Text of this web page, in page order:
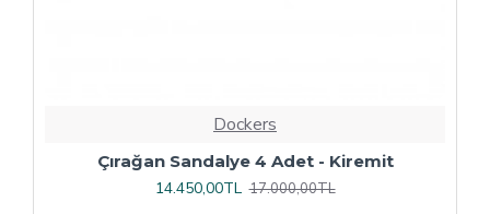
Dockers
Rozhet Sandalye (Kromnikel) (4 Adet
Fiyatıdır) - Kahve